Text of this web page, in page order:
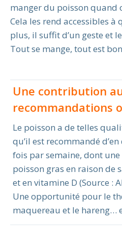
manger du poisson quand
Cela les rend accessibles à
plus, il suffit d’un geste et
Tout se mange, tout est
Une contribution
recommandations
Le poisson a de telles
qu’il est recommandé
fois par semaine, dont
poisson gras en raison de
et en vitamine D (Source :
Une opportunité pour le
maquereau et le hareng…